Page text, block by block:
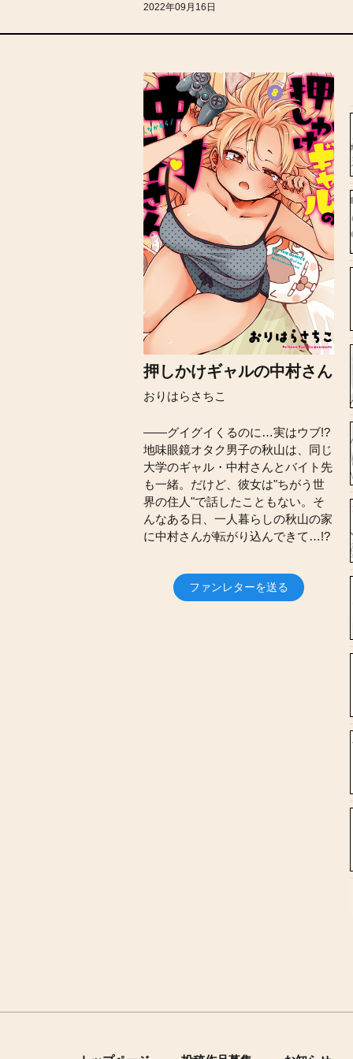
2022年09月16日
押しかけギャルの中村さん
おりはらさちこ
――グイグイくるのに…実はウブ!?
地味眼鏡オタク男子の秋山は、同じ
大学のギャル・中村さんとバイト先
も一緒。だけど、彼女は"ちがう世
界の住人"で話したこともない。そ
んなある日、一人暮らしの秋山の家
に中村さんが転がり込んできて…!?
ファンレターを送る